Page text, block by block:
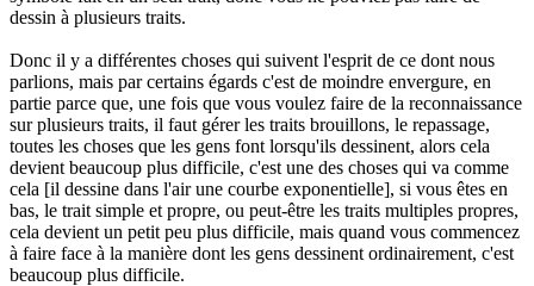
dessin à plusieurs traits.
Donc il y a différentes choses qui suivent l'esprit de ce dont nous
parlions, mais par certains égards c'est de moindre envergure, en
partie parce que, une fois que vous voulez faire de la reconnaissance
sur plusieurs traits, il faut gérer les traits brouillons, le repassage,
toutes les choses que les gens font lorsqu'ils dessinent, alors cela
devient beaucoup plus difficile, c'est une des choses qui va comme
cela [il dessine dans l'air une courbe exponentielle], si vous êtes en
bas, le trait simple et propre, ou peut-être les traits multiples propres,
cela devient un petit peu plus difficile, mais quand vous commencez
à faire face à la manière dont les gens dessinent ordinairement, c'est
beaucoup plus difficile.